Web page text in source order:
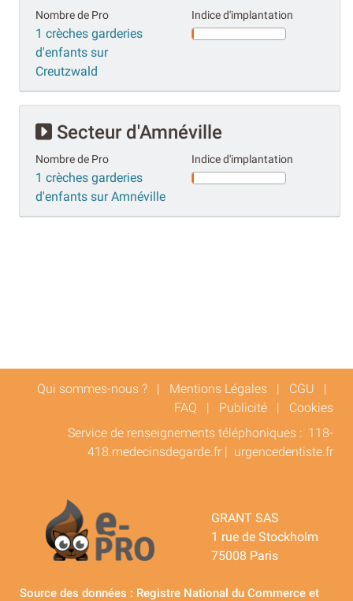
Nombre de Pro
1 crèches garderies
d'enfants sur
Creutzwald
Indice d'implantation
Secteur d'Amnéville
Nombre de Pro
1 crèches garderies
d'enfants sur Amnéville
Indice d'implantation
Qui sommes-nous ? | Mentions Légales | CGU |
FAQ | Publicité | Cookies
Service de renseignements téléphoniques : 118-
418.medecinsdegarde.fr | urgencedentiste.fr
GRANT SAS
1 rue de Stockholm
75008 Paris
Source des données : Registre National du Commerce et